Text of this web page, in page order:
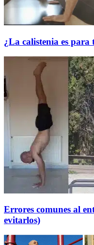
¿La calistenia es para
Errores comunes al
evitarlos)